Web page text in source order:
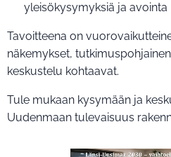
▪️ yleisökysymyksiä ja avointa
Tavoitteena on
näkemykset,
keskustelu kohtaavat.
Tule mukaan kysymään ja
Uudenmaan tulevaisuus